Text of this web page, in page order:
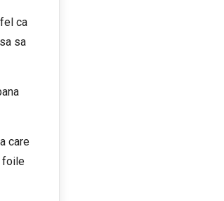
ca
sa
care
foile